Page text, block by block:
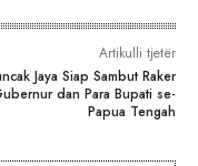
Artikulli tjetër
Jaya Siap Sambut Raker
dan Para Bupati se-
Papua Tengah